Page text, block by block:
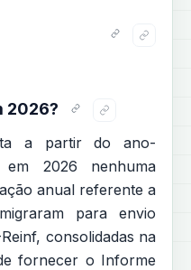
2026?
a partir do ano-
2026 nenhuma
anual referente a
para envio
consolidadas na
fornecer o Informe